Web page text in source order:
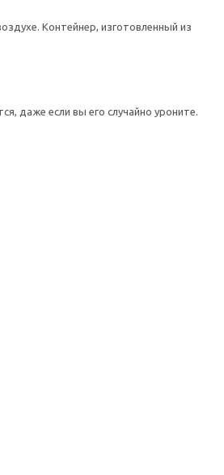
Контейнер, изготовленный из
даже если вы его случайно уроните.